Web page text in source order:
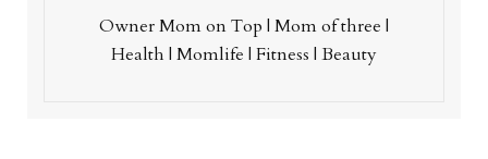
Owner Mom on Top | Mom of three |
Health | Momlife | Fitness | Beauty